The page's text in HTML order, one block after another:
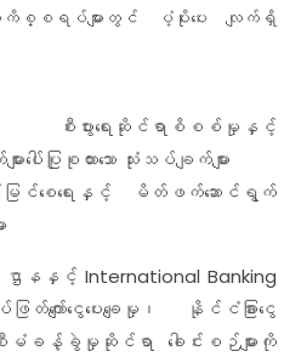
ါကိစ္စရပ်များတွင် ပံ့ပိုးပေး လျက်ရှိ
ျား၊ စီးပွားရေးဆိုင်ရာစိစစ်မှုနှင့်
ါ်ပြုစုထားသော သုံးသပ်ချက်များ
ာင်မြင်စေရေးနှင့် မိတ်ဖက်ဆောင်ရွက်
ာနနှင့် International Banking
ကျော်ငွေပေးချေမှု၊ နိုင်ငံခြားငွေ
န့်ခွဲမှုဆိုင်ရာ ခေါင်းစဉ်များကို